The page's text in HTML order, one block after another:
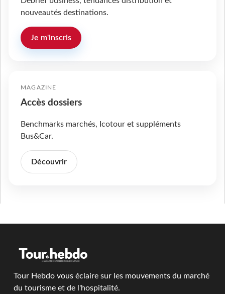
nouveautés destinations.
Je m'inscris
MAGAZINE
Accès dossiers
Benchmarks marchés, Icotour et suppléments
Bus&Car.
Découvrir
Tour Hebdo vous éclaire sur les mouvements du marché
du tourisme et de l'hospitalité.